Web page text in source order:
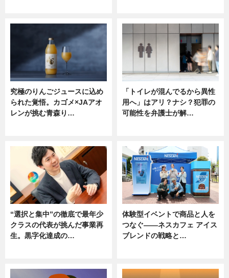
究極のりんごジュースに込め
られた覚悟。カゴメ×JAアオ
レンが挑む青森り…
「トイレが混んでるから異性
用へ」はアリ？ナシ？犯罪の
可能性を弁護士が解…
“選択と集中”の徹底で最年少
クラスの代表が挑んだ事業再
生。黒字化達成の…
体験型イベントで商品と人を
つなぐ――ネスカフェ アイス
ブレンドの戦略と…